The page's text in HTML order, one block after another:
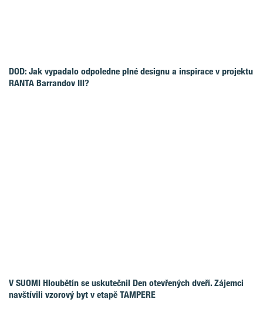
DOD: Jak vypadalo odpoledne plné designu a inspirace v projektu
RANTA Barrandov III?
V SUOMI Hloubětín se uskutečnil Den otevřených dveří. Zájemci
navštívili vzorový byt v etapě TAMPERE